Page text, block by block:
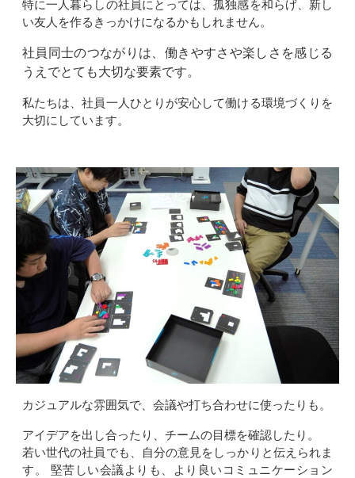
特に一人暮らしの社員にとっては、孤独感を和らげ、新し
い友人を作るきっかけになるかもしれません。
社員同士のつながりは、働きやすさや楽しさを感じる
うえでとても大切な要素です。
私たちは、社員一人ひとりが安心して働ける環境づくりを
大切にしています。
カジュアルな雰囲気で、会議や打ち合わせに使ったりも。
アイデアを出し合ったり、チームの目標を確認したり。
若い世代の社員でも、自分の意見をしっかりと伝えられま
す。 堅苦しい会議よりも、より良いコミュニケーション